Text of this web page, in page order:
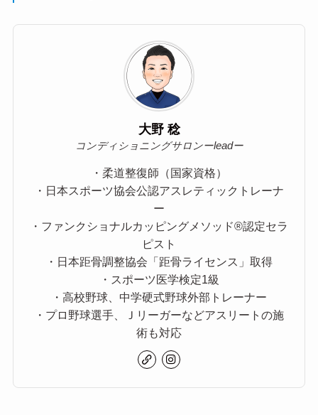
大野 稔
コンディショニングサロンーleadー
・柔道整復師（国家資格）
・日本スポーツ協会公認アスレティックトレーナ
ー
・ファンクショナルカッピングメソッド®認定セラ
ピスト
・日本距骨調整協会「距骨ライセンス」取得
・スポーツ医学検定1級
・高校野球、中学硬式野球外部トレーナー
・プロ野球選手、Ｊリーガーなどアスリートの施
術も対応